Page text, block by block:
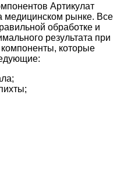
Артикулат
медицинском рынке. Все
обработке и
результата при
которые